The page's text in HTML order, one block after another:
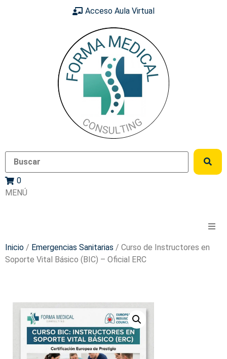
Acceso Aula Virtual
0
MENÚ
Inicio / Emergencias Sanitarias / Curso de Instructores en
Soporte Vital Básico (BIC) – Oficial ERC